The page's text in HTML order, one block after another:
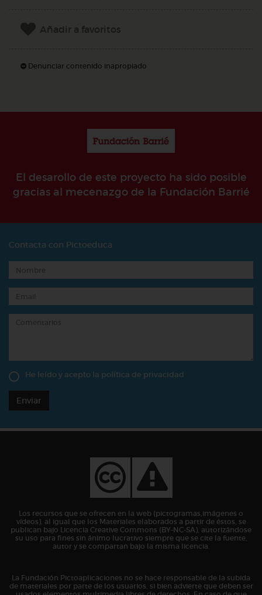
Añadir a favoritos
Denunciar contenido inapropiado
El desarollo de este proyecto ha sido posible
gracias al mecenazgo de la Fundación Barrié
Contacta con Pictoeduca
He leído y acepto la política de privacidad
Enviar
Los recursos que se ofrecen en la web (pictogramas,imágenes o
vídeos), al igual que los Materiales elaborados a partir de éstos, se
publican bajo Licencia Creative Commons (BY-NC-SA), autorizándose
su uso para fines sin ánimo lucrativo siempre que se cite la fuente,
autor y se compartan bajo la misma licencia.
La Fundación Pictoaplicaciones no se hace responsable de la subida
de materiales por parte de los usuarios, si bien advierte que deben ser